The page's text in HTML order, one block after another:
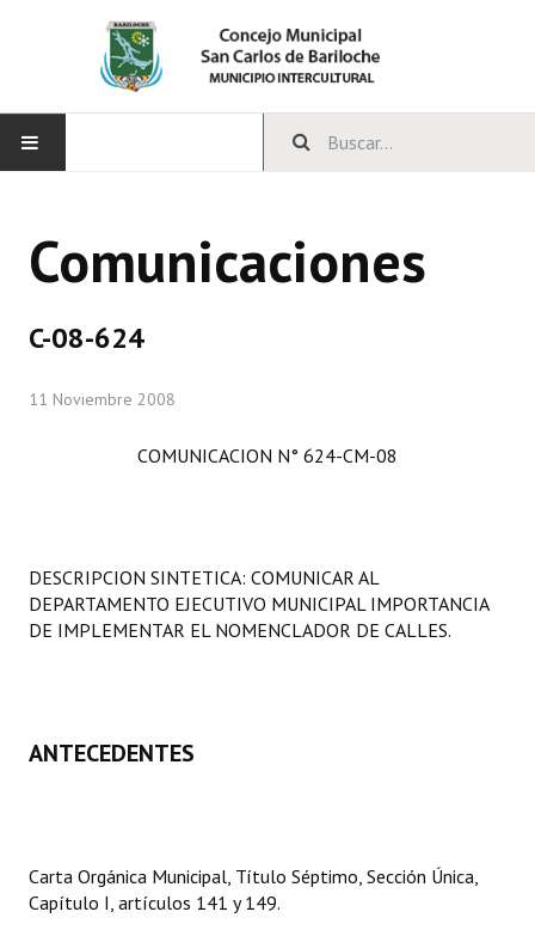
CONCEJO
Comisiones Especiales
LEGISLACIÓN
Carta Orgánica 2007
Organigrama
Comunicaciones
C-08-624
11 Noviembre 2008
COMUNICACION N° 624-CM-08
DESCRIPCION SINTETICA: COMUNICAR AL
DEPARTAMENTO EJECUTIVO MUNICIPAL IMPORTANCIA
DE IMPLEMENTAR EL NOMENCLADOR DE CALLES.
ANTECEDENTES
Carta Orgánica Municipal, Título Séptimo, Sección Única,
Capítulo I, artículos 141 y 149.